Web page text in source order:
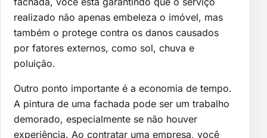
realizado não apenas embeleza o imóvel, mas
também o protege contra os danos causados
por fatores externos, como sol, chuva e
poluição.
Outro ponto importante é a economia de tempo.
A pintura de uma fachada pode ser um trabalho
demorado, especialmente se não houver
experiência. Ao contratar uma empresa, você